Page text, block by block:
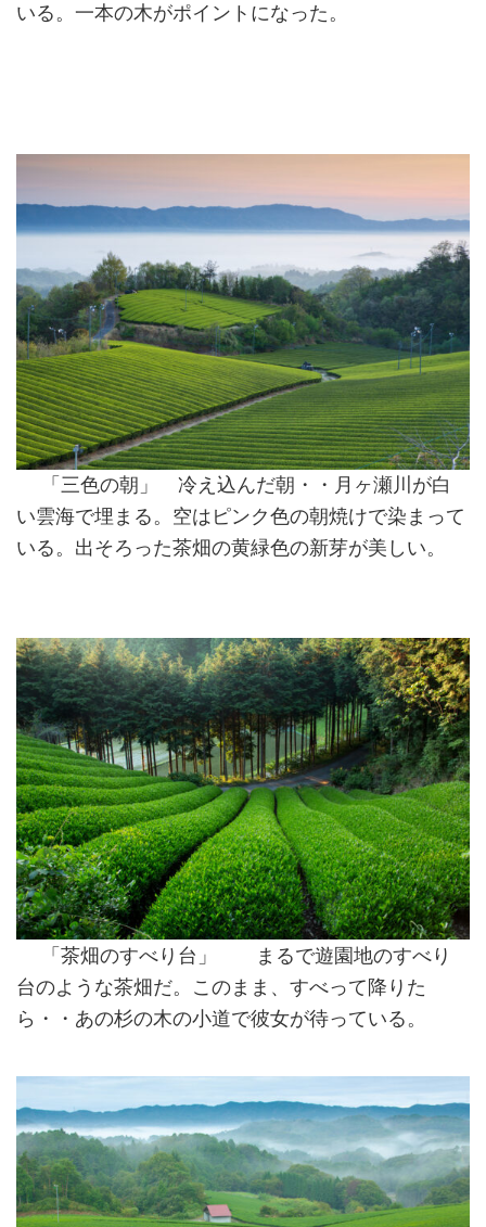
いる。一本の木がポイントになった。
「三色の朝」 冷え込んだ朝・・月ヶ瀬川が白
い雲海で埋まる。空はピンク色の朝焼けで染まって
いる。出そろった茶畑の黄緑色の新芽が美しい。
「茶畑のすべり台」 まるで遊園地のすべり
台のような茶畑だ。このまま、すべって降りた
ら・・あの杉の木の小道で彼女が待っている。